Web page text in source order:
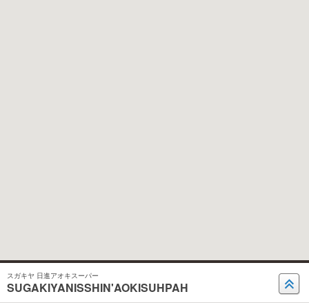
スガキヤ 日進アオキスーパー
SUGAKIYANISSHIN'AOKISUHPAH